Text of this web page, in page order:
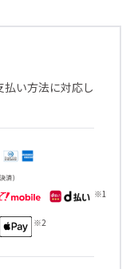
払い方法に対応し